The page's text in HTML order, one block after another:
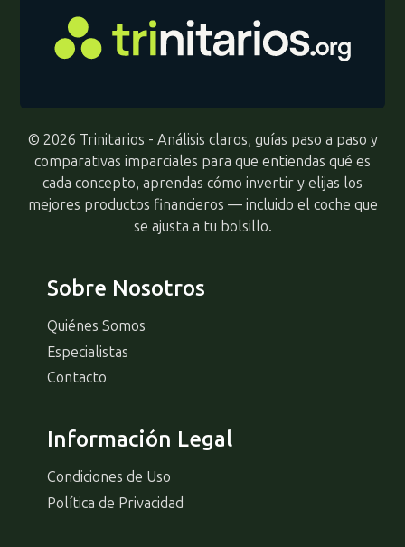
© 2026 Trinitarios - Análisis claros, guías paso a paso y
comparativas imparciales para que entiendas qué es
cada concepto, aprendas cómo invertir y elijas los
mejores productos financieros — incluido el coche que
se ajusta a tu bolsillo.
Sobre Nosotros
Quiénes Somos
Especialistas
Contacto
Información Legal
Condiciones de Uso
Política de Privacidad